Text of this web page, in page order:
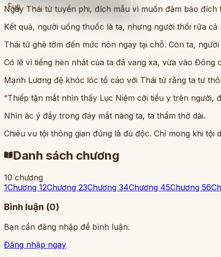
Full
Ngày Thái tử tuyển phi, đích mẫu vì muốn đảm bảo
Kết quả, người uống thuốc là ta, nhưng người thối rữa cả
Thái tử ghê tởm đến mức nôn ngay tại chỗ. Còn ta,
Có lẽ vì tiếng hèn nhát của ta đã vang xa, vừa vào Đông
Mạnh Lương đệ khóc lóc tố cáo với Thái tử rằng ta tư
“Thiếp tận mắt nhìn thấy Lục Niệm cởi tiểu y trên
Nhìn ác ý đầy trong đáy mắt nàng ta, ta thầm thở dài.
Chiêu vu tội thông gian đúng là đủ độc. Chỉ mong khi
Danh sách chương
10 chương
1Chương 12Chương 23Chương 34Chương 45Chương 56
Bình luận (0)
Bạn cần đăng nhập để bình luận.
Đăng nhập ngay